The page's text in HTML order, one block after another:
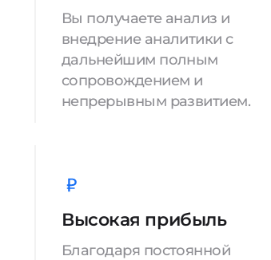
Вы получаете анализ и
внедрение аналитики с
дальнейшим полным
сопровождением и
непрерывным развитием.
Высокая прибыль
Благодаря постоянной